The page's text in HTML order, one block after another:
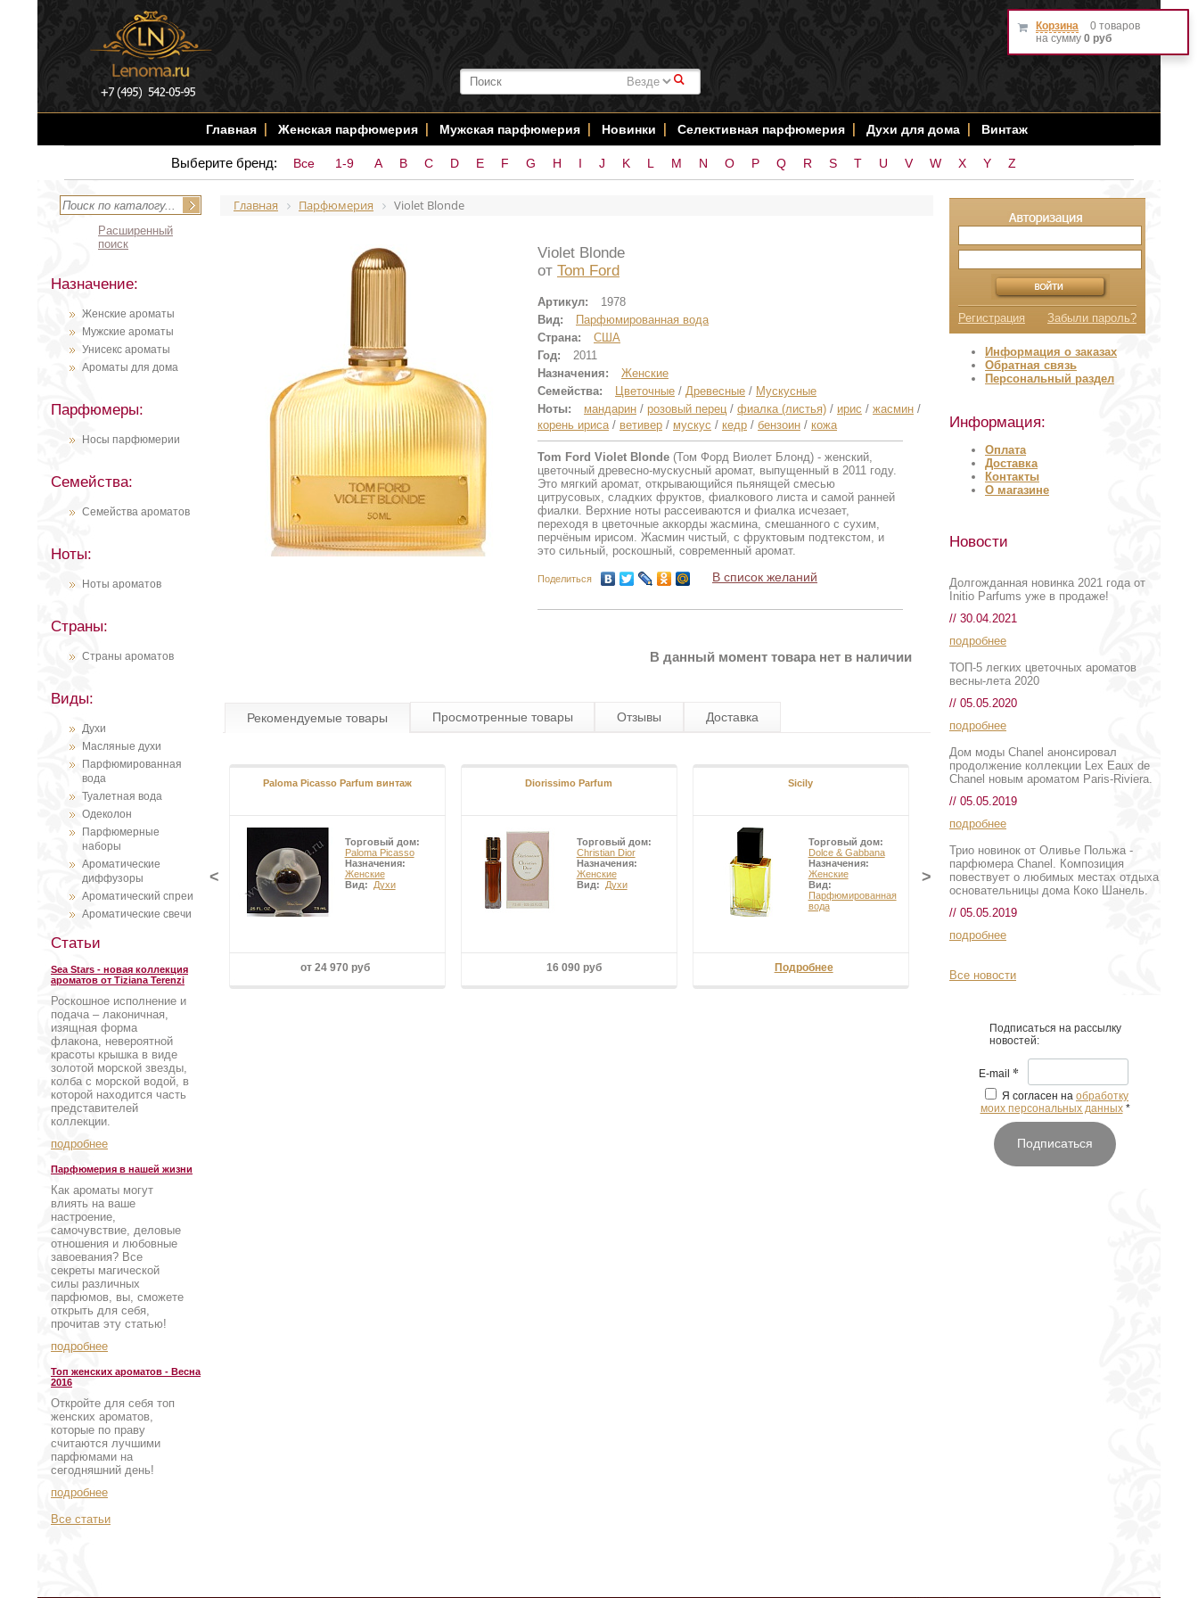
#
Главная Женская парфюмерия Мужская парфюмерия Новинки Селективная парфюмерия Духи для дома Винтаж
Выберите бренд: Все 1-9 A B C D E F G H I J K L M N O P Q R S T U V W X Y Z
Расширенный
поиск
Назначение:
Женские ароматы
Мужские ароматы
Унисекс ароматы
Ароматы для дома
Парфюмеры:
Носы парфюмерии
Семейства:
Семейства ароматов
Ноты:
Ноты ароматов
Страны:
Страны ароматов
Виды:
Духи
Масляные духи
Парфюмированная
вода
Туалетная вода
Одеколон
Парфюмерные
наборы
Ароматические
диффузоры
Ароматический спреи
Ароматические свечи
Статьи
Sea Stars - новая коллекция
ароматов от Tiziana Terenzi
Роскошное исполнение и
подача – лаконичная,
изящная форма
флакона, невероятной
красоты крышка в виде
золотой морской звезды,
колба с морской водой, в
которой находится часть
представителей
коллекции.
подробнее
Парфюмерия в нашей жизни
Как ароматы могут
влиять на ваше
настроение,
самочувствие, деловые
отношения и любовные
завоевания? Все
секреты магической
силы различных
парфюмов, вы, сможете
открыть для себя,
прочитав эту статью!
подробнее
Топ женских ароматов - Весна
2016
Откройте для себя топ
женских ароматов,
которые по праву
считаются лучшими
парфюмами на
сегодняшний день!
подробнее
Все статьи
Главная Парфюмерия Violet Blonde
Violet Blonde
от Tom Ford
Артикул:
1978
Вид:
Парфюмированная вода
Страна:
США
Год:
2011
Назначения:
Женские
Семейства:
Цветочные / Древесные / Мускусные
Ноты:
мандарин / розовый перец / фиалка (листья) / ирис / жасмин /
корень ириса/ ветивер / мускус / кедр / бензоин / кожа
Tom Ford Violet Blonde (Том Форд Виолет Блонд) - женский,
цветочный древесно-мускусный аромат, выпущенный в 2011 году.
Это мягкий аромат, открывающийся пьянящей смесью
цитрусовых, сладких фруктов, фиалкового листа и самой ранней
фиалки. Верхние ноты рассеиваются и фиалка исчезает,
переходя в цветочные аккорды жасмина, смешанного с сухим,
перчёным ирисом. Жасмин чистый, с фруктовым подтекстом, и
это сильный, роскошный, современный аромат.
Поделиться В список желаний
В данный момент товара нет в наличии
Рекомендуемые товары Просмотренные товары Отзывы Доставка
Paloma Picasso Parfum винтаж
Торговый дом:
Paloma Picasso
Назначения:
Женские
Вид:
Духи
от 24 970 руб
Diorissimo Parfum
Торговый дом:
Christian Dior
Назначения:
Женские
Вид:
Духи
16 090 руб
Sicily
Торговый дом:
Dolce & Gabbana
Назначения:
Женские
Вид:
Парфюмированная
вода
Подробнее
Kelly Caleche
Hermes
Назначения:
Женские
Туалетная
вода
< >
Корзина
0 товаров
на сумму 0 руб
Регистрация Забыли пароль?
Информация о заказах
Обратная связь
Персональный раздел
Информация:
Оплата
Доставка
Контакты
О магазине
Новости
Долгожданная новинка 2021 года от
Initio Parfums уже в продаже!
// 30.04.2021
подробнее
ТОП-5 легких цветочных ароматов
весны-лета 2020
// 05.05.2020
подробнее
Дом моды Chanel анонсировал
продолжение коллекции Lex Eaux de
Chanel новым ароматом Paris-Riviera.
// 05.05.2019
подробнее
Трио новинок от Оливье Польжа -
парфюмера Chanel. Композиция
повествует о любимых местах отдыха
основательницы дома Коко Шанель.
// 05.05.2019
подробнее
Все новости
Подписаться на рассылку
новостей:
E-mail *
Я согласен на обработку
моих персональных данных *
Подписаться